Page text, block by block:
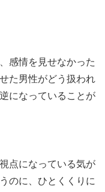
感情を見せなかった
た男性がどう扱われ
になっていることが
点になっている気が
のに、ひとくくりに